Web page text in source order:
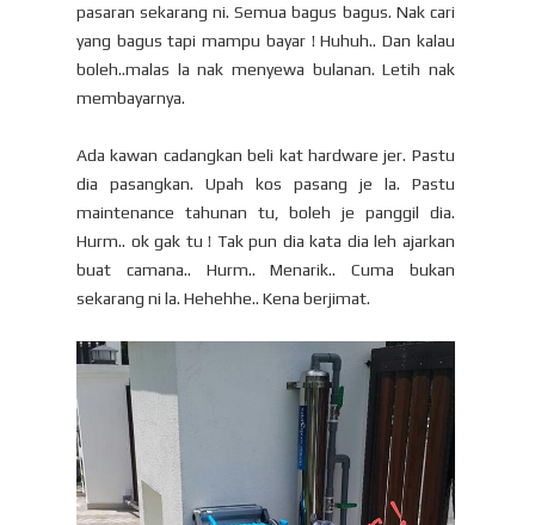
pasaran sekarang ni. Semua bagus bagus. Nak cari
yang bagus tapi mampu bayar ! Huhuh.. Dan kalau
boleh..malas la nak menyewa bulanan. Letih nak
membayarnya.
Ada kawan cadangkan beli kat hardware jer. Pastu
dia pasangkan. Upah kos pasang je la. Pastu
maintenance tahunan tu, boleh je panggil dia.
Hurm.. ok gak tu ! Tak pun dia kata dia leh ajarkan
buat camana.. Hurm.. Menarik.. Cuma bukan
sekarang ni la. Hehehhe.. Kena berjimat.